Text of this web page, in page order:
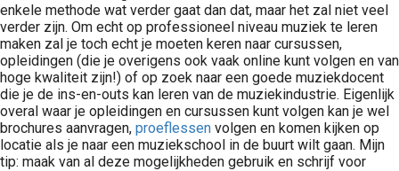
enkele methode wat verder gaat dan dat, maar het zal niet veel
verder zijn. Om echt op professioneel niveau muziek te leren
maken zal je toch echt je moeten keren naar cursussen,
opleidingen (die je overigens ook vaak online kunt volgen en van
hoge kwaliteit zijn!) of op zoek naar een goede muziekdocent
die je de ins-en-outs kan leren van de muziekindustrie. Eigenlijk
overal waar je opleidingen en cursussen kunt volgen kan je wel
brochures aanvragen, proeflessen volgen en komen kijken op
locatie als je naar een muziekschool in de buurt wilt gaan. Mijn
tip: maak van al deze mogelijkheden gebruik en schrijf voor